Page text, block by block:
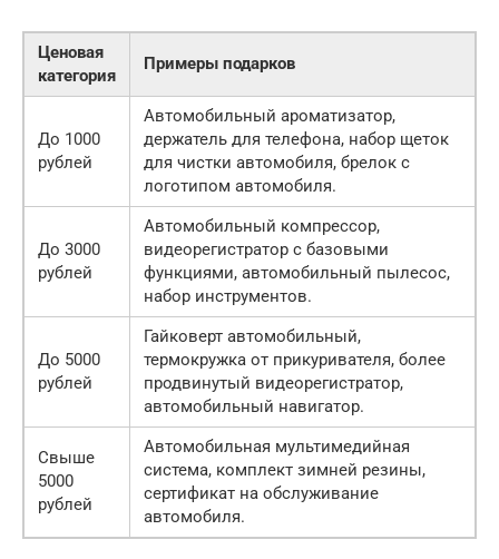
Ценовая
категория
Примеры подарков
До 1000
рублей
Автомобильный ароматизатор,
держатель для телефона, набор щеток
для чистки автомобиля, брелок с
логотипом автомобиля.
До 3000
рублей
Автомобильный компрессор,
видеорегистратор с базовыми
функциями, автомобильный пылесос,
набор инструментов.
До 5000
рублей
Гайковерт автомобильный,
термокружка от прикуривателя, более
продвинутый видеорегистратор,
автомобильный навигатор.
Свыше
5000
рублей
Автомобильная мультимедийная
система, комплект зимней резины,
сертификат на обслуживание
автомобиля.